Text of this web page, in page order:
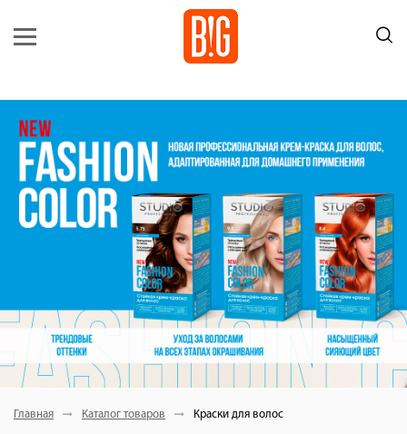
Главная Каталог товаров Краски для волос